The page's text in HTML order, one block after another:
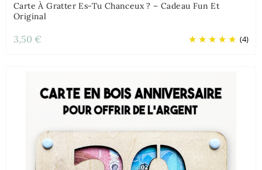
Carte À Gratter Es-Tu Chanceux ? – Cadeau Fun Et
Original
(4)
3,50 €